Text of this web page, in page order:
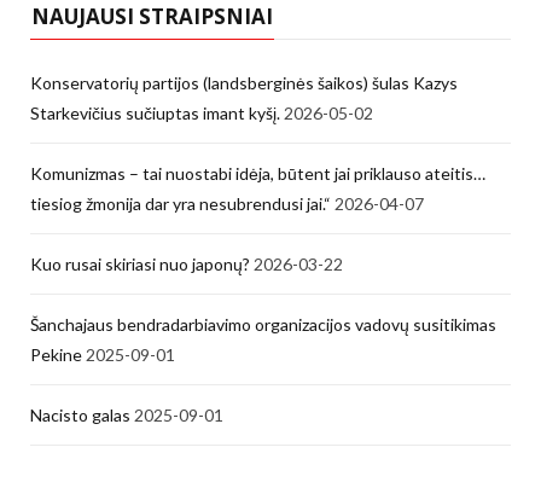
NAUJAUSI STRAIPSNIAI
Konservatorių partijos (landsberginės šaikos) šulas Kazys
Starkevičius sučiuptas imant kyšį. 2026-05-02
Komunizmas – tai nuostabi idėja, būtent jai priklauso ateitis…
tiesiog žmonija dar yra nesubrendusi jai.“ 2026-04-07
Kuo rusai skiriasi nuo japonų? 2026-03-22
Šanchajaus bendradarbiavimo organizacijos vadovų susitikimas
Pekine 2025-09-01
Nacisto galas 2025-09-01